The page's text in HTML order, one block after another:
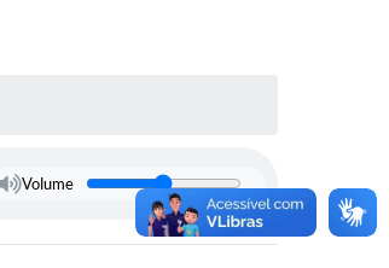
Volume